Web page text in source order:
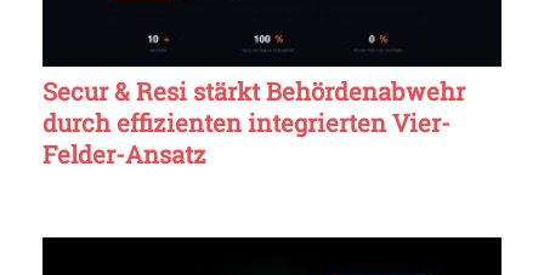
Secur & Resi stärkt Behördenabwehr
durch effizienten integrierten Vier-
Felder-Ansatz